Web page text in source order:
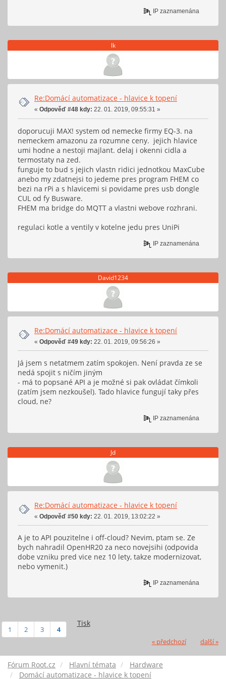
IP zaznamenána
lk
Re:Domácí automatizace - hlavice k topení
« Odpověď #48 kdy: 22. 01. 2019, 09:55:31 »
doporucuji MAX! system od nemecke firmy EQ-3. na
nemeckem amazonu za rozumne ceny. jejich hlavice
umi hodne a nestoji majlant. delaj i okenni cidla a
termostaty na zed.
funguje to bud s jejich vlastn ridici jednotkou MaxCube
anebo my zdatnejsi to jedeme pres program FHEM co
bezi na rPi a s hlavicemi si povidame pres usb dongle
CUL od fy Busware.
FHEM ma bridge do MQTT a vlastni webove rozhrani.
regulaci kotle a ventily v kotelne jedu pres UniPi
IP zaznamenána
David1234
Re:Domácí automatizace - hlavice k topení
« Odpověď #49 kdy: 22. 01. 2019, 09:56:26 »
Já jsem s netatmem zatím spokojen. Není pravda ze se
nedá spojit s ničím jiným
- má to popsané API a je možné si pak ovládat čímkoli
(zatím jsem nezkoušel). Tado hlavice fungují taky přes
cloud, ne?
IP zaznamenána
Jd
Re:Domácí automatizace - hlavice k topení
« Odpověď #50 kdy: 22. 01. 2019, 13:02:22 »
A je to API pouzitelne i off-cloud? Nevim, ptam se. Ze
bych nahradil OpenHR20 za neco novejsihi (odpovida
dobe vzniku pred vice nez 10 lety, takze modernizovat,
nebo vymenit.)
IP zaznamenána
Tisk
1 2 3 4
« předchozí další »
Fórum Root.cz Hlavní témata
Hardware
Domácí automatizace - hlavice k topení